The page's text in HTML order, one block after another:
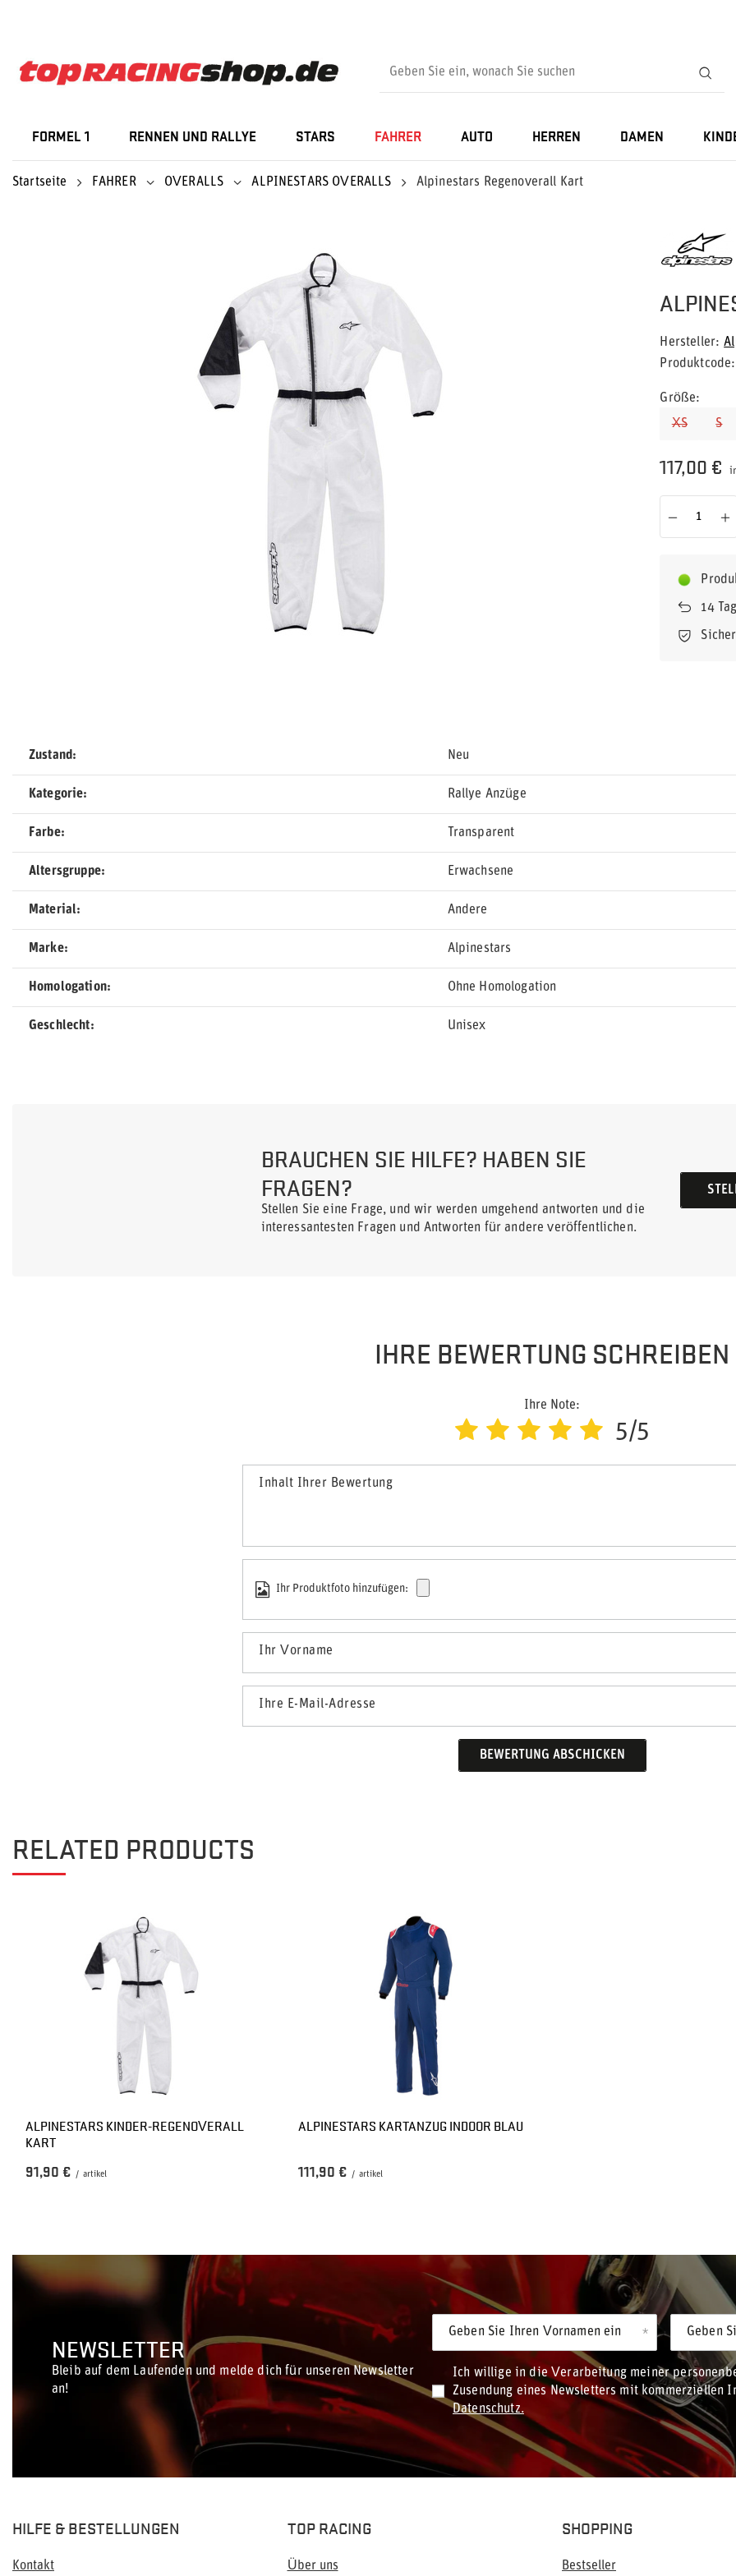
FORMEL 1 RENNEN UND RALLYE STARS FAHRER AUTO HERREN DAMEN
Startseite FAHRER OVERALLS ALPINESTARS OVERALLS Alpinestars Regenoverall Kart
Hersteller
Produktcode
Größe
XS
S
117,00 €
14
Zustand Neu
Kategorie Rallye Anzüge
Farbe Transparent
Altersgruppe Erwachsene
Material Andere
Marke Alpinestars
Homologation Ohne Homologation
Geschlecht Unisex
BRAUCHEN SIE HILFE? HABEN SIE
FRAGEN?
Stellen Sie eine Frage, und wir werden umgehend antworten und die
interessantesten Fragen und Antworten für andere veröffentlichen.
IHRE BEWERTUNG SCHREIBEN
Ihre Note:
5/5
Inhalt Ihrer Bewertung
Ihr Produktfoto hinzufügen:
Ihr Vorname
Ihre E-Mail-Adresse
BEWERTUNG ABSCHICKEN
RELATED PRODUCTS
ALPINESTARS KINDER-REGENOVERALL
KART
91,90 € / artikel
ALPINESTARS KARTANZUG INDOOR BLAU
111,90 € / artikel
NEWSLETTER
Bleib auf dem Laufenden und melde dich für unseren Newsletter
an!
Geben Sie Ihren Vornamen ein Geben
Ich willige in die Verarbeitung meiner
Zusendung eines Newsletters mit kommerziellen
Datenschutz.
HILFE & BESTELLUNGEN
Kontakt
TOP RACING
Über uns
SHOPPING
Bestseller